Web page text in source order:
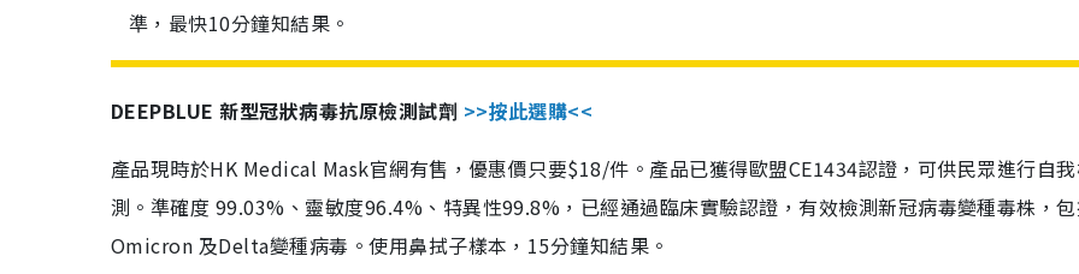
準，最快10分鐘知結果。
DEEPBLUE 新型冠狀病毒抗原檢測試劑 >>按此選購<<
產品現時於HK Medical Mask官網有售，優惠價只要$18/件。產品已獲得歐盟CE1434認證，可供民眾進行自
測。準確度 99.03%、靈敏度96.4%、特異性99.8%，已經通過臨床實驗認證，有效檢測新冠病毒變種毒株，
Omicron 及Delta變種病毒。使用鼻拭子樣本，15分鐘知結果。